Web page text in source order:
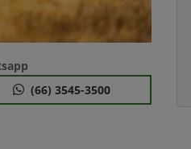
(66) 3545-3500